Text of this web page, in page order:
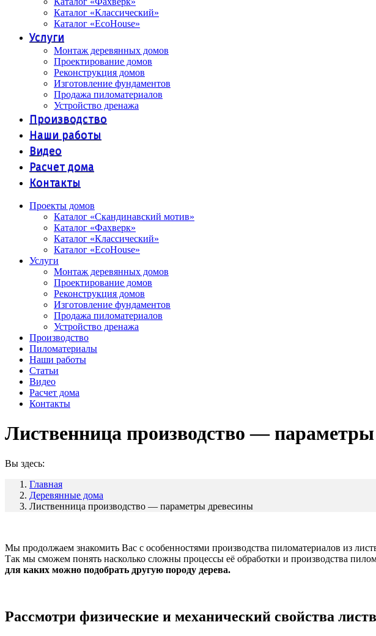
Каталог «Классический»
Каталог «EcoHouse»
Услуги
Монтаж деревянных домов
Проектирование домов
Реконструкция домов
Изготовление фундаментов
Продажа пиломатериалов
Устройство дренажа
Производство
Наши работы
Видео
Расчет дома
Контакты
Проекты домов
Каталог «Скандинавский мотив»
Каталог «Фахверк»
Каталог «Классический»
Каталог «EcoHouse»
Услуги
Монтаж деревянных домов
Проектирование домов
Реконструкция домов
Изготовление фундаментов
Продажа пиломатериалов
Устройство дренажа
Производство
Пиломатериалы
Наши работы
Статьи
Видео
Расчет дома
Контакты
Лиственница производство —
Вы здесь:
Главная
Деревянные дома
Лиственница производство — параметры древесины
Мы продолжаем знакомить Вас с особенностями производства пиломатериалов из
Так мы сможем понять насколько сложны процессы её обработки и производства
для каких можно подобрать другую породу дерева.
Рассмотри физические и механический свойства